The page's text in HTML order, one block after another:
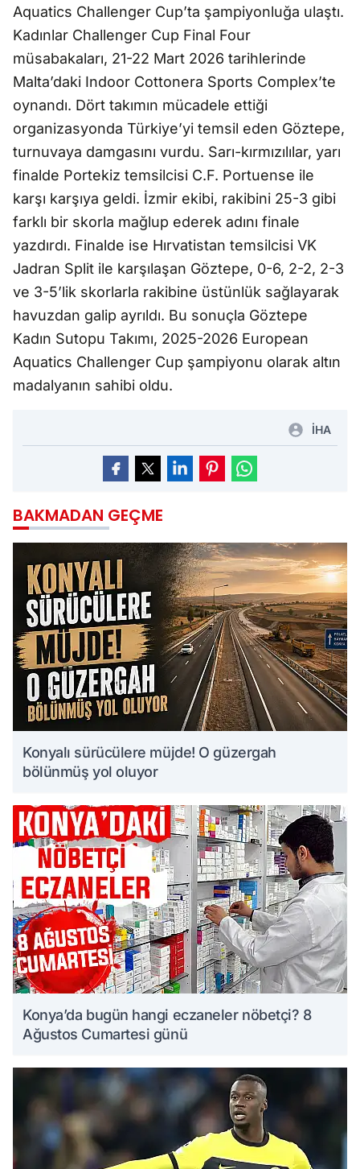
Aquatics Challenger Cup’ta şampiyonluğa ulaştı.
Kadınlar Challenger Cup Final Four
müsabakaları, 21-22 Mart 2026 tarihlerinde
Malta’daki Indoor Cottonera Sports Complex’te
oynandı. Dört takımın mücadele ettiği
organizasyonda Türkiye’yi temsil eden Göztepe,
turnuvaya damgasını vurdu. Sarı-kırmızılılar, yarı
finalde Portekiz temsilcisi C.F. Portuense ile
karşı karşıya geldi. İzmir ekibi, rakibini 25-3 gibi
farklı bir skorla mağlup ederek adını finale
yazdırdı. Finalde ise Hırvatistan temsilcisi VK
Jadran Split ile karşılaşan Göztepe, 0-6, 2-2, 2-3
ve 3-5’lik skorlarla rakibine üstünlük sağlayarak
havuzdan galip ayrıldı. Bu sonuçla Göztepe
Kadın Sutopu Takımı, 2025-2026 European
Aquatics Challenger Cup şampiyonu olarak altın
madalyanın sahibi oldu.
İHA
BAKMADAN GEÇME
Konyalı sürücülere müjde! O güzergah
bölünmüş yol oluyor
Konya’da bugün hangi eczaneler nöbetçi? 8
Ağustos Cumartesi günü